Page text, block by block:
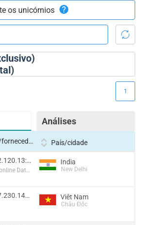
os unicórnios
Análises
1
IP/fornecedor País/cidade
164.52.120.13:63762
Capitalonline Data Service (HK) Co
India
New Delhi
14.237.230.149:59065 Viêt Nam
Châu Đốc